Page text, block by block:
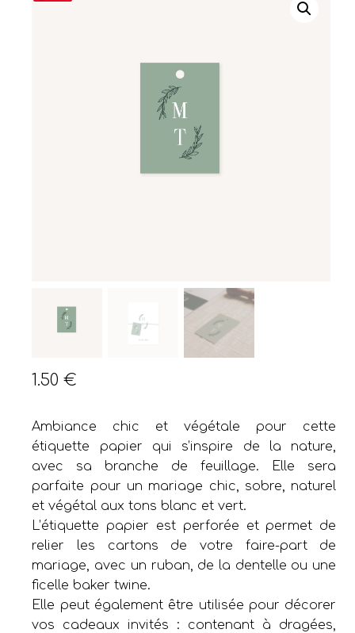
1.50€
Ambiance chic et végétale pour cette
étiquette papier qui s’inspire de la nature,
avec sa branche de feuillage. Elle sera
parfaite pour un mariage chic, sobre, naturel
et végétal aux tons blanc et vert.
L’étiquette papier est perforée et permet de
relier les cartons de votre faire-part de
mariage, avec un ruban, de la dentelle ou une
ficelle baker twine.
Elle peut également être utilisée pour décorer
vos cadeaux invités : contenant à dragées,